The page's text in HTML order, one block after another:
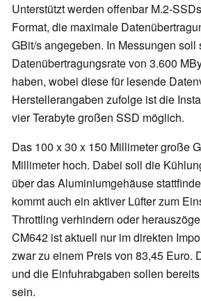
Unterstützt werden offenbar M.2-
Format, die maximale
GBit/s angegeben. In Messungen
Datenübertragungsrate von 3.600
haben, wobei diese für lesende
Herstellerangaben zufolge ist die
vier Terabyte großen SSD möglich.
Das 100 x 30 x 150 Millimeter große
Millimeter hoch. Dabei soll die
über das Aluminiumgehäuse
kommt auch ein aktiver Lüfter zum
Throttling verhindern oder
CM642 ist aktuell nur im direkten
zwar zu einem Preis von 83,45 Euro.
und die Einfuhrabgaben sollen
sein.